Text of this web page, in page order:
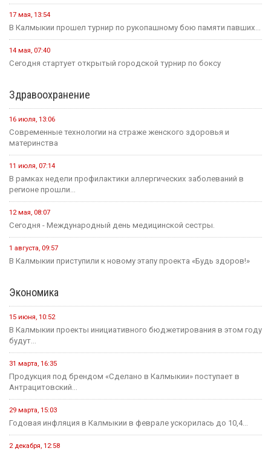
17 мая, 13:54
В Калмыкии прошел турнир по рукопашному бою памяти павших...
14 мая, 07:40
Сегодня стартует открытый городской турнир по боксу
Здравоохранение
16 июля, 13:06
Современные технологии на страже женского здоровья и
материнства
11 июля, 07:14
В рамках недели профилактики аллергических заболеваний в
регионе прошли...
12 мая, 08:07
Сегодня - Международный день медицинской сестры.
1 августа, 09:57
В Калмыкии приступили к новому этапу проекта «Будь здоров!»
Экономика
15 июня, 10:52
В Калмыкии проекты инициативного бюджетирования в этом году
будут...
31 марта, 16:35
Продукция под брендом «Сделано в Калмыкии» поступает в
Антрацитовский...
29 марта, 15:03
Годовая инфляция в Калмыкии в феврале ускорилась до 10,4...
2 декабря, 12:58